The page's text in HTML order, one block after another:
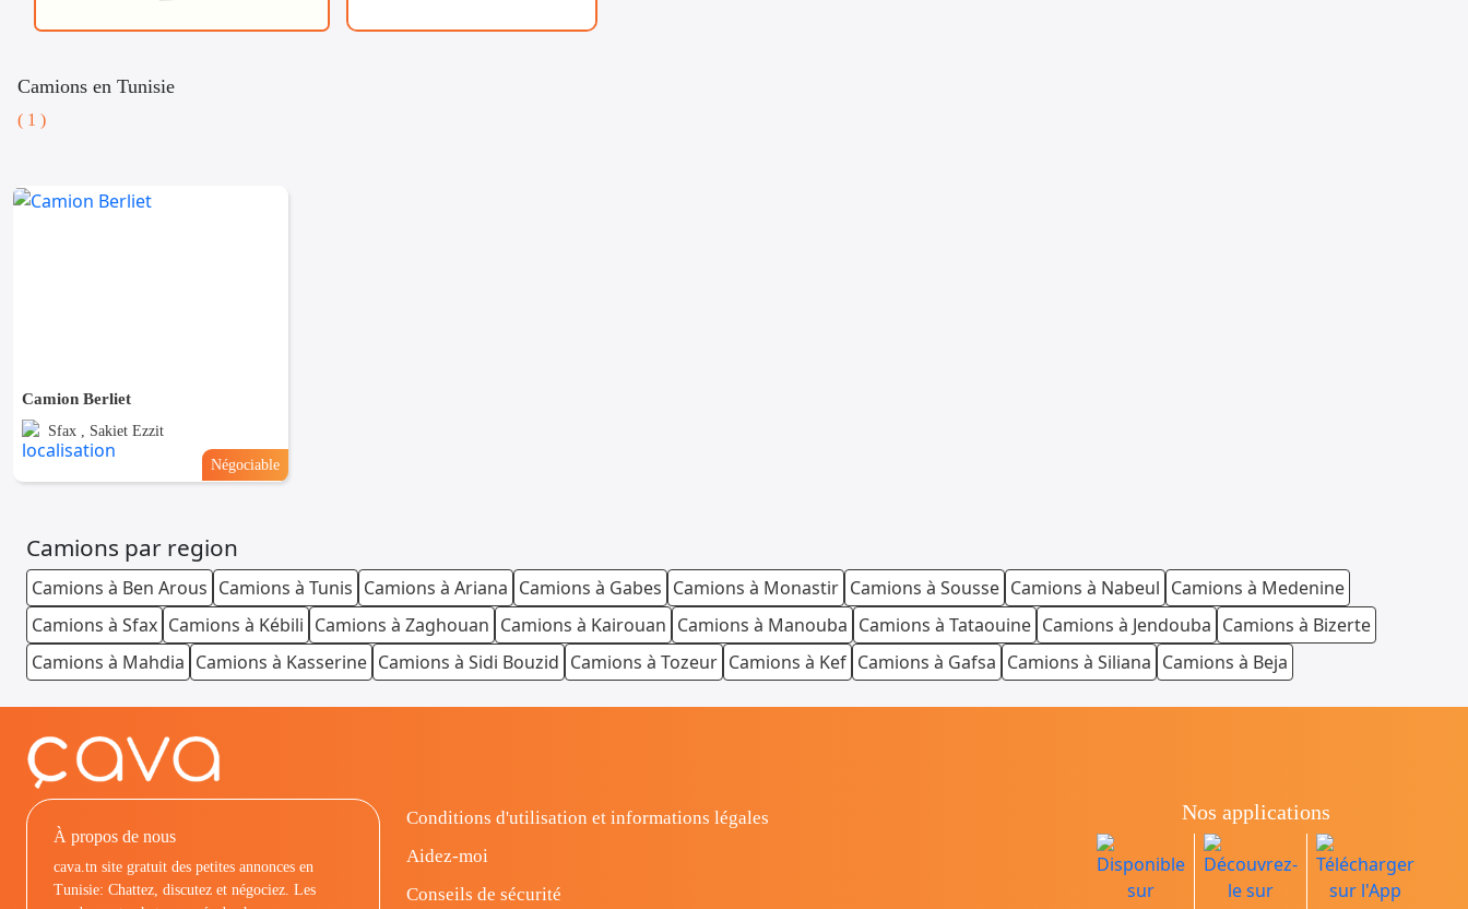
Camions en Tunisie
( 1 )
Camion Berliet
Sfax , Sakiet Ezzit
Négociable
Camions par region
Camions à Ben Arous Camions à Tunis Camions à Ariana Camions à Gabes Camions à Monastir Camions à Sousse Camions à Nabeul Camions à Medenine
Camions à Sfax Camions à Kébili Camions à Zaghouan Camions à Kairouan Camions à Manouba Camions à Tataouine Camions à Jendouba Camions à Bizerte
Camions à Mahdia Camions à Kasserine Camions à Sidi Bouzid Camions à Tozeur Camions à Kef Camions à Gafsa Camions à Siliana Camions à Beja
À propos de nous
cava.tn site gratuit des petites annonces en
Tunisie: Chattez, discutez et négociez. Les
Conditions d'utilisation et informations légales
Aidez-moi
Conseils de sécurité
Nos applications